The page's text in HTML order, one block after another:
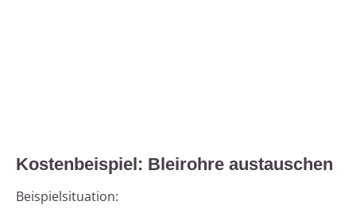
Kostenbeispiel: Bleirohre austauschen
Beispielsituation: